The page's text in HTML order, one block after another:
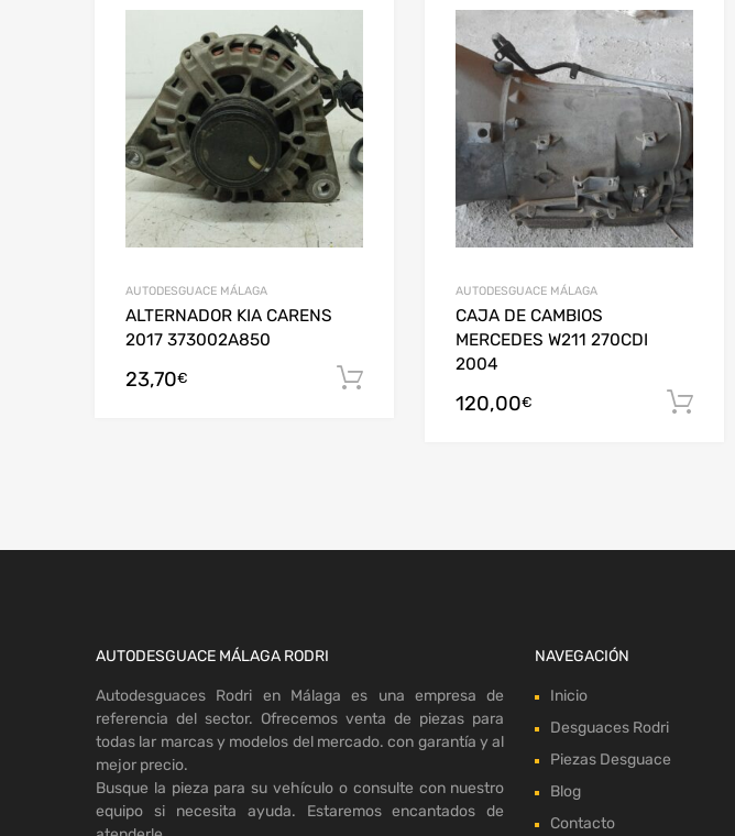
AUTODESGUACE MÁLAGA
ALTERNADOR KIA CARENS
2017 373002A850
23,70€
AUTODESGUACE MÁLAGA
CAJA DE CAMBIOS
MERCEDES W211 270CDI
2004
120,00€
AUTODESGUACE MÁLAGA RODRI
Autodesguaces Rodri en Málaga es una empresa de
referencia del sector. Ofrecemos venta de piezas para
todas lar marcas y modelos del mercado. con garantía y al
mejor precio.
Busque la pieza para su vehículo o consulte con nuestro
equipo si necesita ayuda. Estaremos encantados de
NAVEGACIÓN
Inicio
Desguaces Rodri
Piezas Desguace
Blog
Contacto